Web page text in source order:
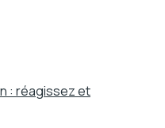
: réagissez et